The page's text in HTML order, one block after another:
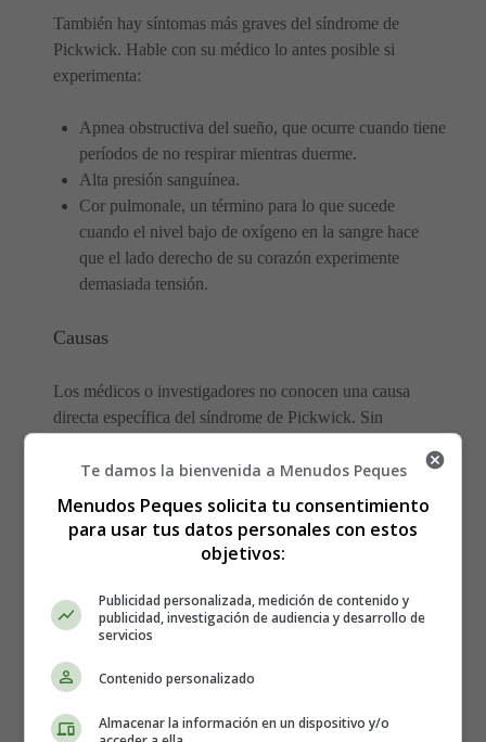
También hay síntomas más graves del síndrome de
Pickwick. Hable con su médico lo antes posible si
experimenta:
Apnea obstructiva del sueño, que ocurre cuando tiene
períodos de no respirar mientras duerme.
Alta presión sanguínea.
Cor pulmonale, un término para lo que sucede
cuando el nivel bajo de oxígeno en la sangre hace
que el lado derecho de su corazón experimente
demasiada tensión.
Causas
Los médicos o investigadores no conocen una causa
directa específica del síndrome de Pickwick. Sin
pueden causarlo, como:
Obesidad, que se mide utilizando el índice de masa
corporal (IMC); alguien con un IMC mayor de 30 se
La incapacidad de su cerebro para controlar
adecuadamente la respiración.
debido al peso adicional alrededor del pecho, lo que
Oxígeno inadecuado al cerebro, corazón y otros
Te damos la bienvenida a Menudos Peques
Menudos Peques solicita tu consentimiento
para usar tus datos personales con estos
objetivos:
Publicidad personalizada, medición de contenido y
publicidad, investigación de audiencia y desarrollo de
servicios
Contenido personalizado
Almacenar la información en un dispositivo y/o